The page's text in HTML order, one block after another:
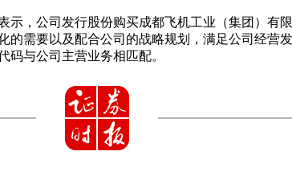
，公司发行股份购买成都飞机工业（集团）有
需要以及配合公司的战略规划，满足公司经营
与公司主营业务相匹配。